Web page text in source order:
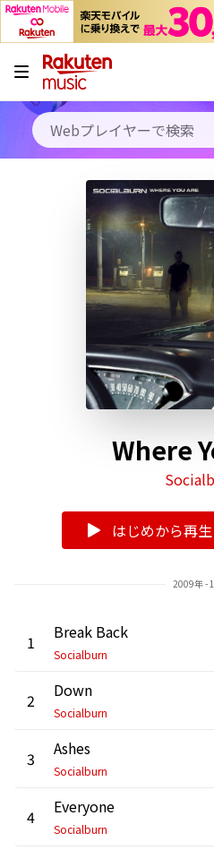
キャンペーン
料金プラン
使い方
初回30日間無料お試し
Where
はじめから再生
2009年 -
1 Break Back
Socialburn
2 Down
Socialburn
3 Ashes
Socialburn
4 Everyone
Socialburn